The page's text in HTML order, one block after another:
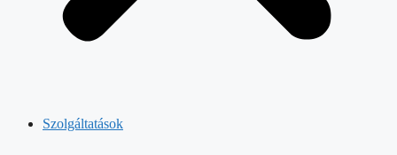
Szolgáltatások